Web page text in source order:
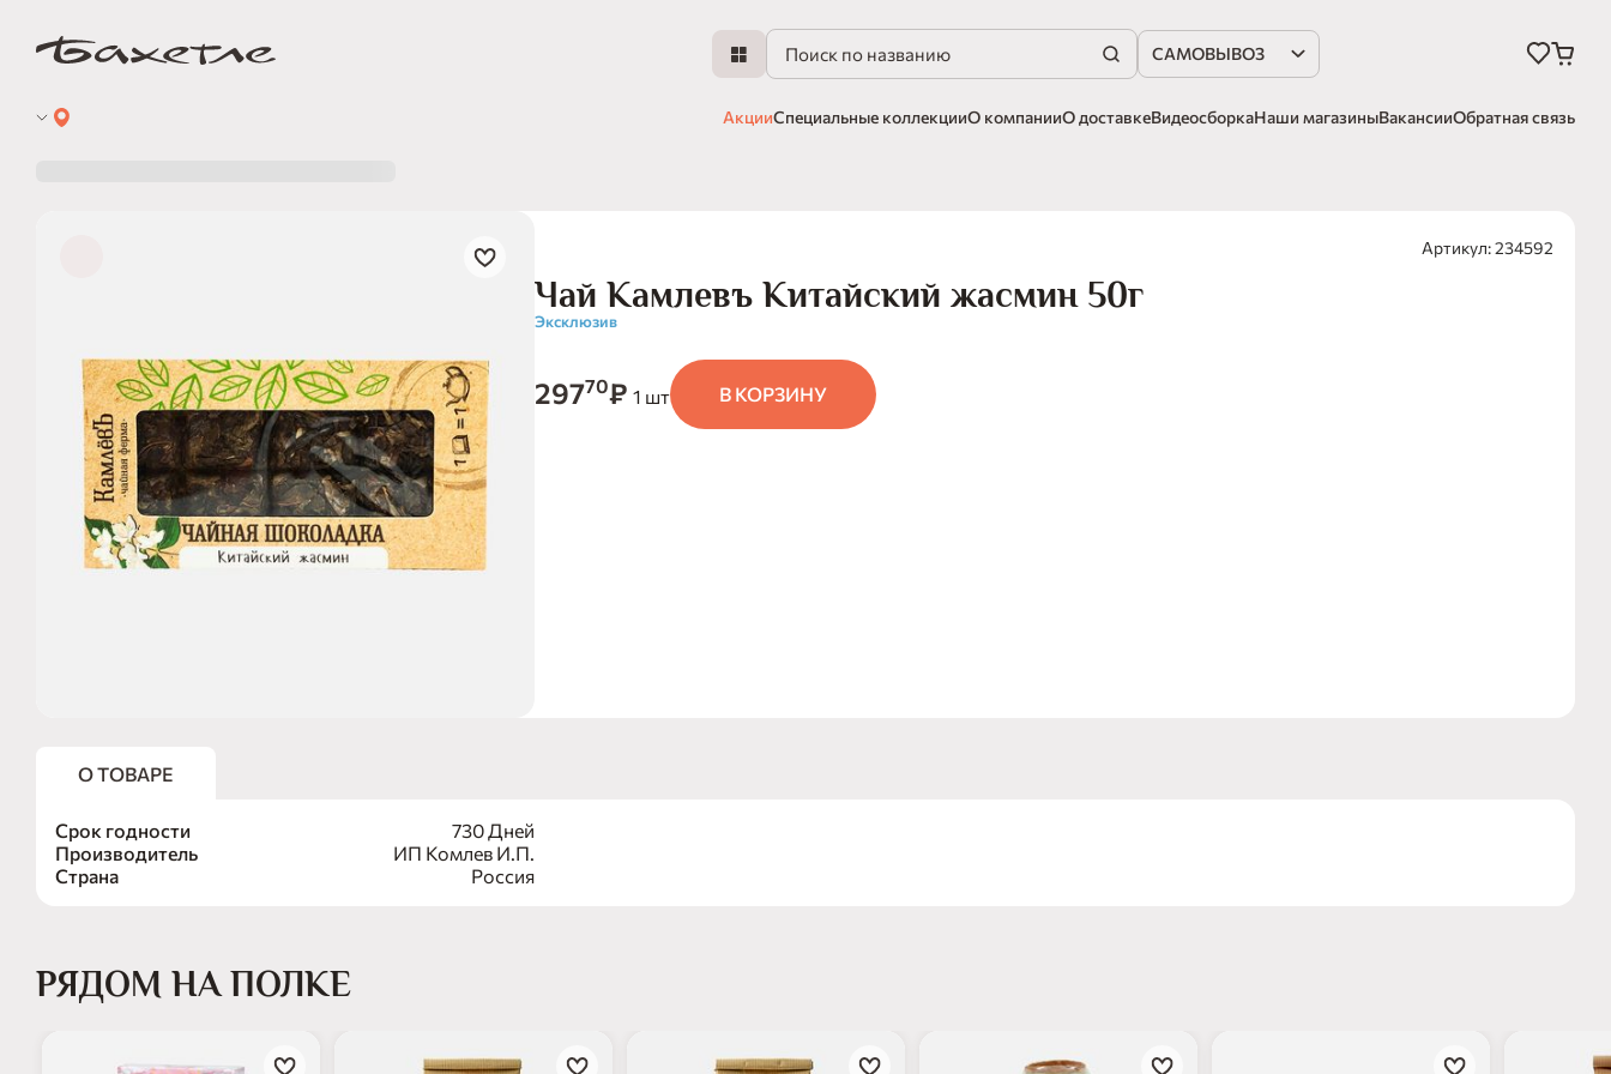
САМОВЫВОЗ
АкцииСпециальные коллекцииО компанииО доставкеВидеосборкаНаши магазиныВакансииОбратная связь
Чай Камлевъ Китайский жасмин 50г
Эксклюзив
29770₽ 1 шт В КОРЗИНУ
Артикул: 234592
О ТОВАРЕ
Срок годности
730 Дней
Производитель
ИП Комлев И.П.
Страна
Россия
РЯДОМ НА ПОЛКЕ